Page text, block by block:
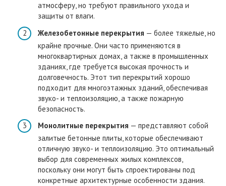
атмосферу, но требуют правильного ухода и
защиты от влаги.
Железобетонные перекрытия — более тяжелые, но
крайне прочные. Они часто применяются в
многоквартирных домах, а также в промышленных
зданиях, где требуется высокая прочность и
долговечность. Этот тип перекрытий хорошо
подходит для многоэтажных зданий, обеспечивая
звуко- и теплоизоляцию, а также пожарную
безопасность.
Монолитные перекрытия — представляют собой
залитые бетонные плиты, которые обеспечивают
отличную звуко- и теплоизоляцию. Это оптимальный
выбор для современных жилых комплексов,
поскольку они могут быть спроектированы под
конкретные архитектурные особенности здания.